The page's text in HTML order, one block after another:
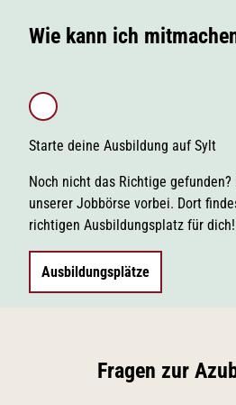
Wie kann ich
Starte deine Ausbildung auf Sylt
Noch nicht das Richtige
unserer Jobbörse vorbei. Dort
richtigen Ausbildungsplatz für dich!
Ausbildungsplätze
Fragen zur